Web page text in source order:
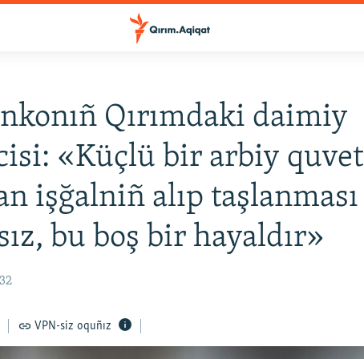
Qırımdaki daimiy
«Küçlü bir arbiy quvet
işğalniñ alıp taşlanması
bu boş bir hayaldır»
VPN-siz oquñız